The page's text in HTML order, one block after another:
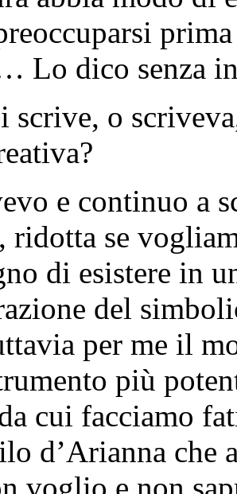
Lo dico senza
o
e continuo a
ridotta se
di esistere in
del
per me il
più
cui facciamo
d’Arianna che
voglio e non